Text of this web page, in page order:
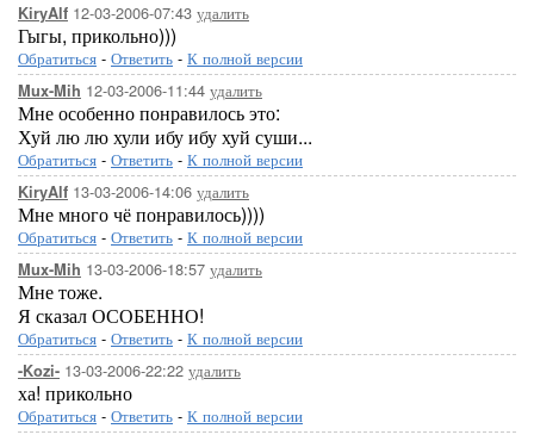
KiryAlf 12-03-2006-07:43 удалить
Гыгы, прикольно)))
Обратиться - Ответить - К полной версии
Mux-Mih 12-03-2006-11:44 удалить
Мне особенно понравилось это:
Хуй лю лю хули ибу ибу хуй суши...
Обратиться - Ответить - К полной версии
KiryAlf 13-03-2006-14:06 удалить
Мне много чё понравилось))))
Обратиться - Ответить - К полной версии
Mux-Mih 13-03-2006-18:57 удалить
Мне тоже.
Я сказал ОСОБЕННО!
Обратиться - Ответить - К полной версии
-Kozi- 13-03-2006-22:22 удалить
ха! прикольно
Обратиться - Ответить - К полной версии